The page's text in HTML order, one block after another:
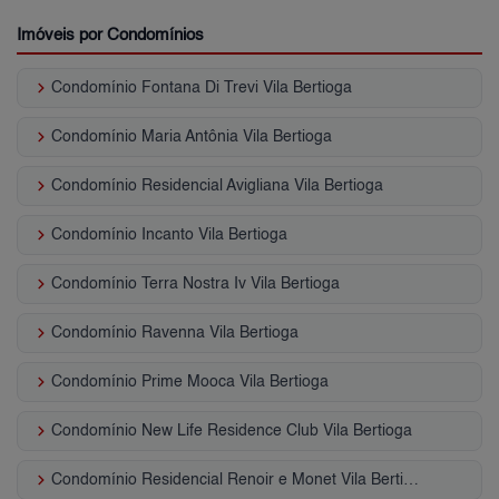
Imóveis por Condomínios
keyboard_arrow_right Condomínio Fontana Di Trevi Vila Bertioga
keyboard_arrow_right Condomínio Maria Antônia Vila Bertioga
keyboard_arrow_right Condomínio Residencial Avigliana Vila Bertioga
keyboard_arrow_right Condomínio Incanto Vila Bertioga
keyboard_arrow_right Condomínio Terra Nostra Iv Vila Bertioga
keyboard_arrow_right Condomínio Ravenna Vila Bertioga
keyboard_arrow_right Condomínio Prime Mooca Vila Bertioga
keyboard_arrow_right Condomínio New Life Residence Club Vila Bertioga
keyboard_arrow_right Condomínio Residencial Renoir e Monet Vila Bertioga